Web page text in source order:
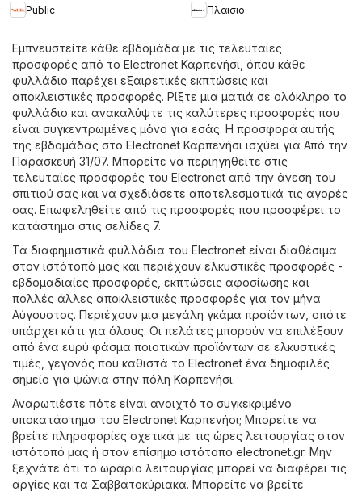
Public
Πλαισιο
Εμπνευστείτε κάθε εβδομάδα με τις τελευταίες
προσφορές από το Electronet Καρπενήσι, όπου κάθε
φυλλάδιο παρέχει εξαιρετικές εκπτώσεις και
αποκλειστικές προσφορές. Ρίξτε μια ματιά σε ολόκληρο το
φυλλάδιο και ανακαλύψτε τις καλύτερες προσφορές που
είναι συγκεντρωμένες μόνο για εσάς. Η προσφορά αυτής
της εβδομάδας στο Electronet Καρπενήσι ισχύει για Από την
Παρασκευή 31/07. Μπορείτε να περιηγηθείτε στις
τελευταίες προσφορές του Electronet από την άνεση του
σπιτιού σας και να σχεδιάσετε αποτελεσματικά τις αγορές
σας. Επωφεληθείτε από τις προσφορές που προσφέρει το
κατάστημα στις σελίδες 7.
Τα διαφημιστικά φυλλάδια του Electronet είναι διαθέσιμα
στον ιστότοπό μας και περιέχουν ελκυστικές προσφορές -
εβδομαδιαίες προσφορές, εκπτώσεις αφοσίωσης και
πολλές άλλες αποκλειστικές προσφορές για τον μήνα
Αύγουστος. Περιέχουν μια μεγάλη γκάμα προϊόντων, οπότε
υπάρχει κάτι για όλους. Οι πελάτες μπορούν να επιλέξουν
από ένα ευρύ φάσμα ποιοτικών προϊόντων σε ελκυστικές
τιμές, γεγονός που καθιστά το Electronet ένα δημοφιλές
σημείο για ψώνια στην πόλη Καρπενήσι.
Αναρωτιέστε πότε είναι ανοιχτό το συγκεκριμένο
υποκατάστημα του Electronet Καρπενήσι; Μπορείτε να
βρείτε πληροφορίες σχετικά με τις ώρες λειτουργίας στον
ιστότοπό μας ή στον επίσημο ιστότοπο electronet.gr. Μην
ξεχνάτε ότι το ωράριο λειτουργίας μπορεί να διαφέρει τις
αργίες και τα Σαββατοκύριακα. Μπορείτε να βρείτε